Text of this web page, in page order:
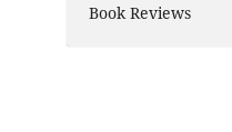
Book Reviews